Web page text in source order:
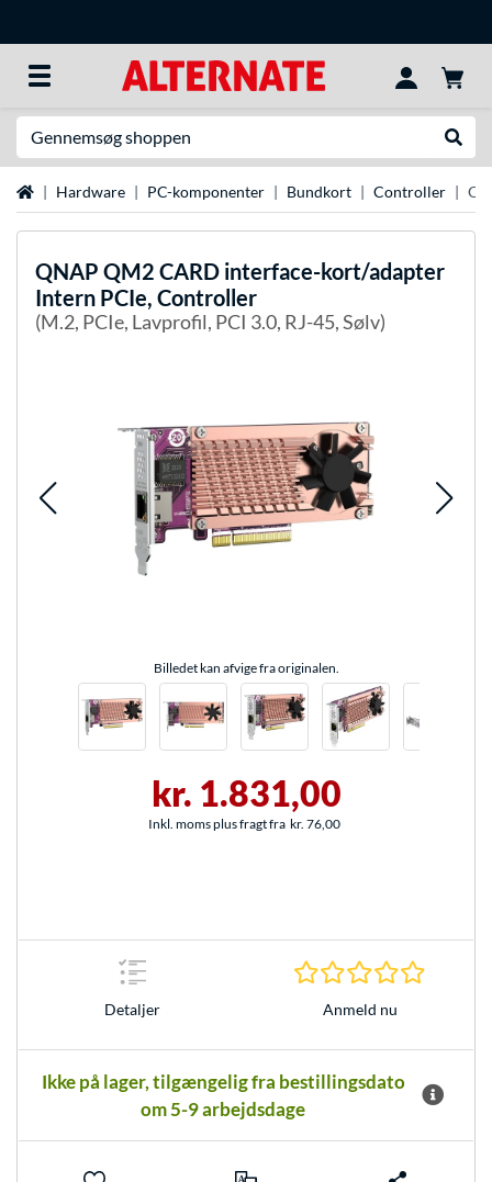
StartsideHardware PC-komponenter Bundkort Controller
QNAP QM2 CARD interface-kort/adapter
Intern PCIe, Controller
(M.2, PCIe, Lavprofil, PCI 3.0, RJ-45, Sølv)
Billedet kan afvige fra originalen.
kr. 1.831,00
Inkl. moms plus fragt fra kr. 76,00
Detaljer Anmeld nu
Ikke på lager, tilgængelig fra bestillingsdato
om 5-9 arbejdsdage